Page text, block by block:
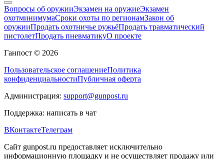
Вопросы об оружииЭкзамен на оружиеЭкзамен
охотминимумаСроки охоты по регионамЗакон об
оружииПродать охотничье ружьёПродать травматический
пистолетПродать пневматикуО проекте
Ганпост © 2026
Пользовательское соглашениеПолитика
конфиденциальностиПубличная оферта
Администрация: support@gunpost.ru
Поддержка: написать в чат
ВКонтактеТелеграм
Сайт gunpost.ru предоставляет исключительно
информационную площадку и не осуществляет продажу или